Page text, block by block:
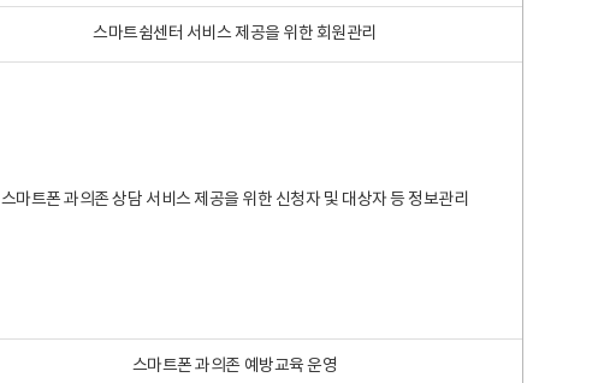
스마트쉼센터 서비스 제공을 위한 회원관리
스마트폰 과의존 상담 서비스 제공을 위한 신청자 및 대상자 등 정보관리
스마트폰 과의존 예방교육 운영